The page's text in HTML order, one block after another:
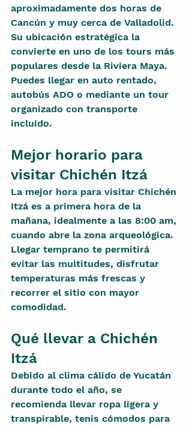
aproximadamente dos horas de
Cancún y muy cerca de Valladolid.
Su ubicación estratégica la
convierte en uno de los tours más
populares desde la Riviera Maya.
Puedes llegar en auto rentado,
autobús ADO o mediante un tour
organizado con transporte
incluido.
Mejor horario para
visitar Chichén Itzá
La mejor hora para visitar Chichén
Itzá es a primera hora de la
mañana, idealmente a las 8:00 am,
cuando abre la zona arqueológica.
Llegar temprano te permitirá
evitar las multitudes, disfrutar
temperaturas más frescas y
recorrer el sitio con mayor
comodidad.
Qué llevar a Chichén
Itzá
Debido al clima cálido de Yucatán
durante todo el año, se
recomienda llevar ropa ligera y
transpirable, tenis cómodos para